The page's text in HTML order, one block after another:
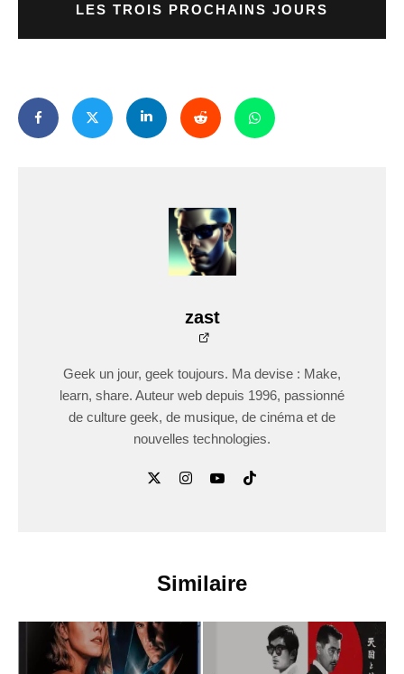
LES TROIS PROCHAINS JOURS
zast
Geek un jour, geek toujours. Ma devise : Make,
learn, share. Auteur web depuis 1996, passionné
de culture geek, de musique, de cinéma et de
nouvelles technologies.
Similaire